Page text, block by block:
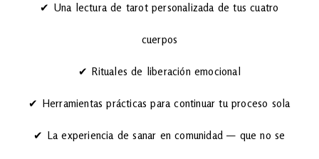
✔ Una lectura de tarot personalizada de tus cuatro
cuerpos
✔ Rituales de liberación emocional
✔ Herramientas prácticas para continuar tu proceso sola
✔ La experiencia de sanar en comunidad — que no se